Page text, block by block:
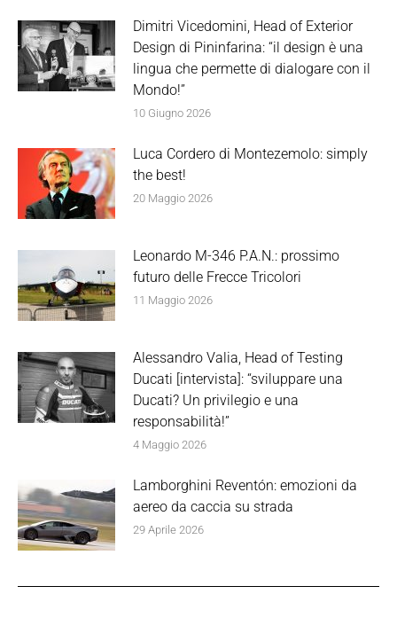
Dimitri Vicedomini, Head of Exterior
Design di Pininfarina: “il design è una
lingua che permette di dialogare con il
Mondo!”
10 Giugno 2026
Luca Cordero di Montezemolo: simply
the best!
20 Maggio 2026
Leonardo M-346 P.A.N.: prossimo
futuro delle Frecce Tricolori
11 Maggio 2026
Alessandro Valia, Head of Testing
Ducati [intervista]: “sviluppare una
Ducati? Un privilegio e una
responsabilità!”
4 Maggio 2026
Lamborghini Reventón: emozioni da
aereo da caccia su strada
29 Aprile 2026